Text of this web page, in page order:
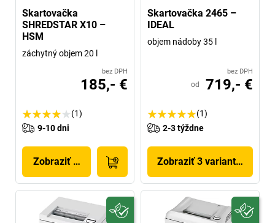
Skartovačka
SHREDSTAR X10 –
HSM
záchytný objem 20 l
bez DPH
185,- €
(1)
9-10 dni
Zobraziť produkt
Skartovačka 2465 –
IDEAL
objem nádoby 35 l
bez DPH
od 719,- €
(1)
2-3 týždne
Zobraziť 3 variantov